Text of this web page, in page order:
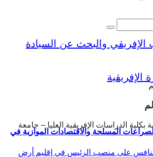
المسلحة والاقتصادات الموازية في
الدراسات الإفريقية العليا – جامعة